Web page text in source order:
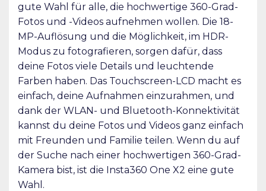
gute Wahl für alle, die hochwertige 360-Grad-
Fotos und -Videos aufnehmen wollen. Die 18-
MP-Auflösung und die Möglichkeit, im HDR-
Modus zu fotografieren, sorgen dafür, dass
deine Fotos viele Details und leuchtende
Farben haben. Das Touchscreen-LCD macht es
einfach, deine Aufnahmen einzurahmen, und
dank der WLAN- und Bluetooth-Konnektivität
kannst du deine Fotos und Videos ganz einfach
mit Freunden und Familie teilen. Wenn du auf
der Suche nach einer hochwertigen 360-Grad-
Kamera bist, ist die Insta360 One X2 eine gute
Wahl.